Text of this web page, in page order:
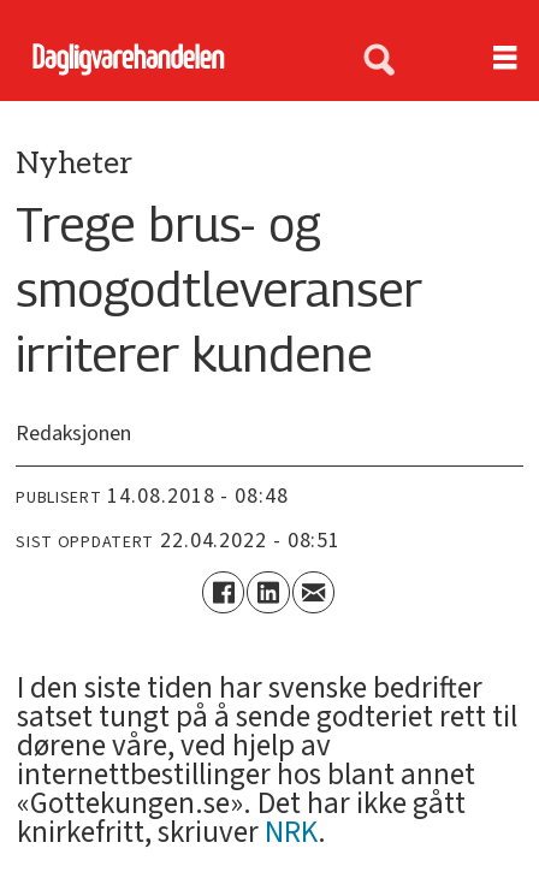
Nyheter
Trege brus- og
smogodtleveranser
irriterer kundene
Redaksjonen
PUBLISERT 14.08.2018 - 08:48
SIST OPPDATERT 22.04.2022 - 08:51
I den siste tiden har svenske bedrifter
satset tungt på å sende godteriet rett til
dørene våre, ved hjelp av
internettbestillinger hos blant annet
«Gottekungen.se». Det har ikke gått
knirkefritt, skriuverNRK.